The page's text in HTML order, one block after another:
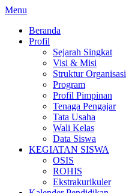
Lompat
konten
Menu
Beranda
Profil
Sejarah Singkat
Visi & Misi
Struktur Organisasi
Program
Profil Pimpinan
Tenaga Pengajar
Tata Usaha
Wali Kelas
Data Siswa
KEGIATAN SISWA
OSIS
ROHIS
Ekstrakurikuler